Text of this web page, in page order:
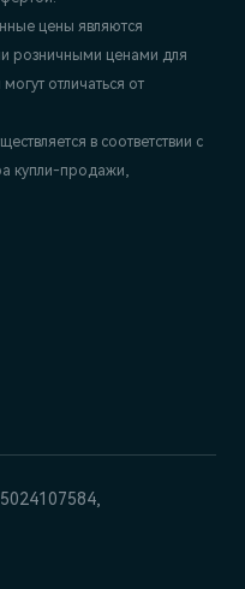
цены являются
розничными ценами для
отличаться от
в соответствии с
купли-продажи,